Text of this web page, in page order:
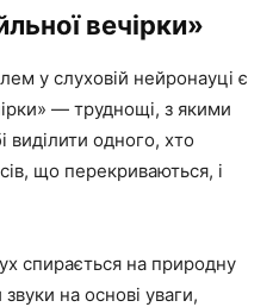
вечірки»
у слуховій нейронауці є
— труднощі, з якими
одного, хто
що перекриваються, і
спирається на природну
на основі уваги,